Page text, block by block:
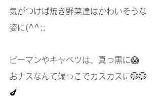
気がつけば焼き野菜達はかわいそうな
姿に(^^;;
ピーマンやキャベツは、真っ黒に😱
おナスなんて端っこでカスカスに🤭🤭
🍆